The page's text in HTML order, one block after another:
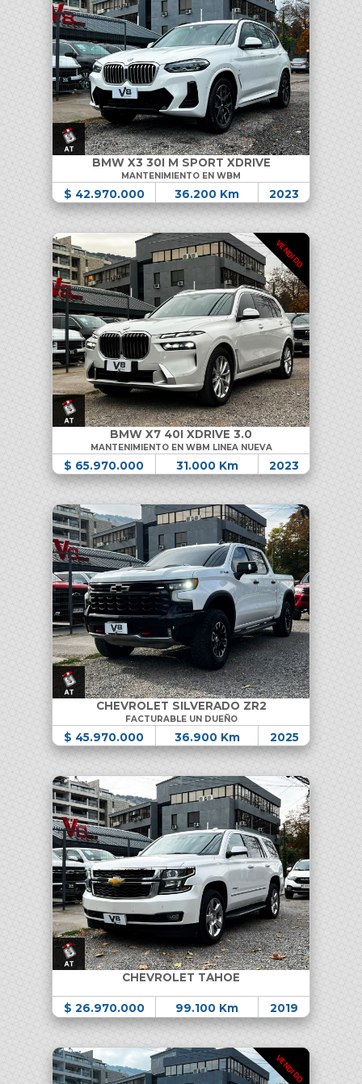
BMW X3 30I M SPORT XDRIVE
MANTENIMIENTO EN WBM
$ 42.970.000 36.200 Km 2023
VENDIDO
BMW X7 40I XDRIVE 3.0
MANTENIMIENTO EN WBM LINEA NUEVA
$ 65.970.000 31.000 Km 2023
CHEVROLET SILVERADO ZR2
FACTURABLE UN DUEÑO
$ 45.970.000 36.900 Km 2025
CHEVROLET TAHOE
$ 26.970.000 99.100 Km 2019
VENDIDO